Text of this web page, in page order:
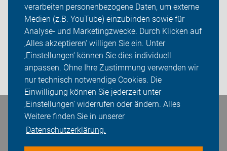
verarbeiten personenbezogene Daten, um externe
Medien (z.B. YouTube) einzubinden sowie für
Analyse- und Marketingzwecke. Durch Klicken auf
‚Alles akzeptieren‘ willigen Sie ein. Unter
‚Einstellungen‘ können Sie dies individuell
anpassen. Ohne Ihre Zustimmung verwenden wir
nur technisch notwendige Cookies. Die
Einwilligung können Sie jederzeit unter
‚Einstellungen‘ widerrufen oder ändern. Alles
Weitere finden Sie in unserer
Datenschutzerklärung.
Termine & Touren
Sei dabei
Presse
Login
Bleiben Sie in Kontakt